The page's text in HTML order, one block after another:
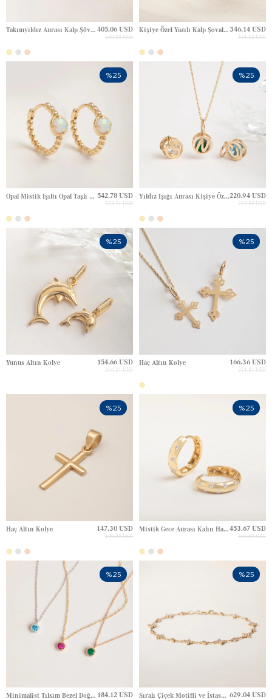
Takımyıldız Aurası Kalp Şövalye Altın Yüzük 405.06 USD
540.08 USD
Kişiye Özel Yazılı Kalp Şovalye Altın Yüzük346.14 USD
461.52 USD
Opal Mistik Işıltı Opal Taşlı Altın Halka Küpe Altın Küpe 542.78 USD
723.71 USD
%25
Yıldız Işığı Aurası Kişiye Özel Harfli Doğum Taşı Altın Kolye220.94 USD
294.59 USD
%25
Yunus Altın Kolye 154.66 USD
206.21 USD
%25
Haç Altın Kolye 166.36 USD
221.81 USD
%25
Haç Altın Kolye 147.30 USD
196.39 USD
%25
Mistik Gece Aurası Kalın Halka Huggie Altın Küpe453.67 USD
604.89 USD
%25
Minimalist Tılsım Bezel Doğum Taşı Renkli Tektaş Altın Kolye 184.12 USD
%25
Sıralı Çiçek Motifli ve İstasyon Taşlı Altın Bileklik 629.04 USD
%25